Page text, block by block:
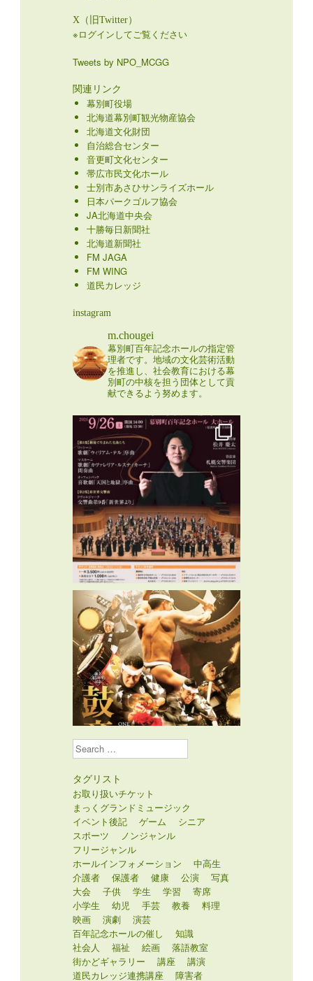
X（旧Twitter）
※ログインしてご覧ください
Tweets by NPO_MCGG
関連リンク
幕別町役場
北海道幕別町観光物産協会
北海道文化財団
自治総合センター
音更町文化センター
帯広市民文化ホール
士別市あさひサンライズホール
日本パークゴルフ協会
JA北海道中央会
十勝毎日新聞社
北海道新聞社
FM JAGA
FM WING
道民カレッジ
instagram
m.chougei
幕別町百年記念ホールの指定管
理者です。地域の文化芸術活動
を推進し、社会教育における幕
別町の中核を担う団体として貢
献できるよう努めます。
Search
タグリスト
お取り扱いチケット
まっくグランドミュージック
イベント後記
ゲーム
シニア
スポーツ
ノンジャンル
フリージャンル
ホールインフォメーション
中高生
介護者
保護者 健康 公演
写真
大会
子供 学生 学習
寄席
小学生
幼児 手芸 教養
料理
映画
演劇
演芸
百年記念ホールの催し
知識
社会人
福祉 絵画
落語教室
街かどギャラリー
講座
講演
道民カレッジ連携講座
障害者